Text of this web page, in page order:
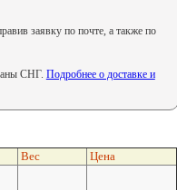
заявку по почте, а также по
СНГ. Подробнее о доставке и
Вес Цена